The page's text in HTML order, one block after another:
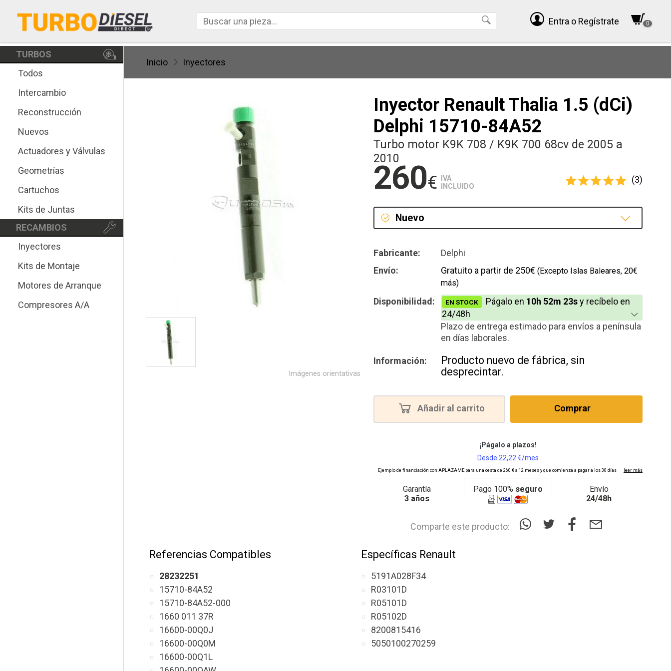
Entra o Regístrate 0
TURBOS
Todos
Intercambio
Reconstrucción
Nuevos
Actuadores y Válvulas
Geometrías
Cartuchos
Kits de Juntas
RECAMBIOS
Inyectores
Kits de Montaje
Motores de Arranque
Compresores A/A
Inicio Inyectores
Inyector Renault Thalia 1.5 (dCi)
Delphi 15710-84A52
Turbo motor K9K 708 / K9K 700 68cv de 2005 a
2010
260€
IVA
INCLUIDO
(3)
Nuevo
Fabricante:
Delphi
Envío:
Gratuito a partir de 250€ (Excepto Islas Baleares, 20€
más)
Disponibilidad: EN STOCK Págalo en 10h 52m 23sy recíbelo en
24/48h
Plazo de entrega estimado para envíos a península
en días laborales.
Información:
Producto nuevo de fábrica, sin
desprecintar.
Añadir al carrito Comprar
Garantía
3 años
Pago 100% seguro
Envío
24/48h
Comparte este producto:
Imágenes orientativas
Referencias Compatibles
28232251
15710-84A52
15710-84A52-000
1660 011 37R
16600-00Q0J
16600-00Q0M
16600-00Q1L
Específicas Renault
5191A028F34
R03101D
R05101D
R05102D
8200815416
5050100270259